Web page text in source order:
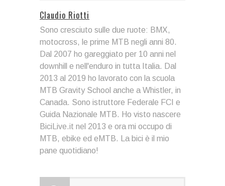
Claudio Riotti
Sono cresciuto sulle due ruote: BMX,
motocross, le prime MTB negli anni 80.
Dal 2007 ho gareggiato per 10 anni nel
downhill e nell'enduro in tutta Italia. Dal
2013 al 2019 ho lavorato con la scuola
MTB Gravity School anche a Whistler, in
Canada. Sono istruttore Federale FCI e
Guida Nazionale MTB. Ho visto nascere
BiciLive.it nel 2013 e ora mi occupo di
MTB, ebike ed eMTB. La bici è il mio
pane quotidiano!